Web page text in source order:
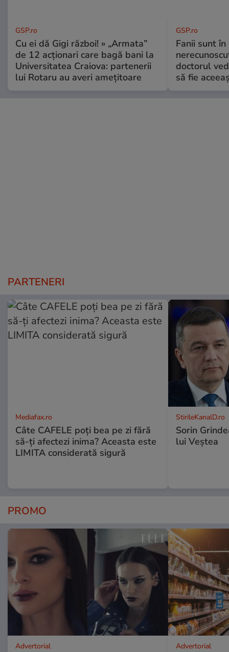
GSP.ro
Cu ei dă Gigi război! » „Armata”
de 12 acționari care bagă bani la
Universitatea Craiova: partenerii
lui Rotaru au averi amețitoare
GSP.ro
Fanii sunt în
doctorul
să fie
PARTENERI
Mediafax.ro
Câte CAFELE poți bea pe zi fără
să-ți afectezi inima? Aceasta este
LIMITA considerată sigură
StirileKanalD.ro
Sorin
lui Veștea
PROMO
Advertorial Advertorial